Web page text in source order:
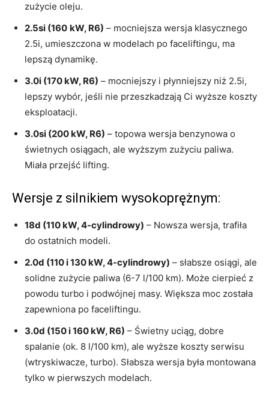
zużycie oleju.
2.5si (160 kW, R6) – mocniejsza wersja klasycznego
2.5i, umieszczona w modelach po faceliftingu, ma
lepszą dynamikę.
3.0i (170 kW, R6) – mocniejszy i płynniejszy niż 2.5i,
lepszy wybór, jeśli nie przeszkadzają Ci wyższe koszty
eksploatacji.
3.0si (200 kW, R6) – topowa wersja benzynowa o
świetnych osiągach, ale wyższym zużyciu paliwa.
Miała przejść lifting.
Wersje z silnikiem wysokoprężnym:
18d (110 kW, 4-cylindrowy) – Nowsza wersja, trafiła
do ostatnich modeli.
2.0d (110 i 130 kW, 4-cylindrowy) – słabsze osiągi, ale
solidne zużycie paliwa (6-7 l/100 km). Może cierpieć z
powodu turbo i podwójnej masy. Większa moc została
zapewniona po faceliftingu.
3.0d (150 i 160 kW, R6) – Świetny uciąg, dobre
spalanie (ok. 8 l/100 km), ale wyższe koszty serwisu
(wtryskiwacze, turbo). Słabsza wersja była montowana
tylko w pierwszych modelach.